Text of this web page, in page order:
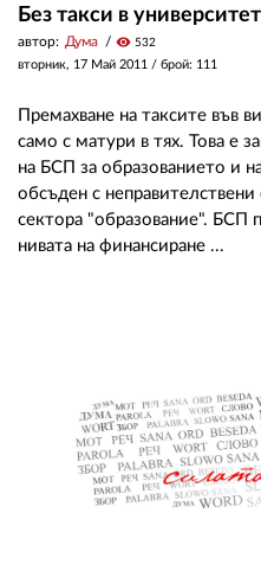
Без такси в
автор: Дума visibility 532
вторник, 17 Май 2011 / брой: 111
Премахване на таксите във
само с матури в тях. Това е
на БСП за образованието и
обсъден с
сектора "образование". БСП
нивата на финансиране ...